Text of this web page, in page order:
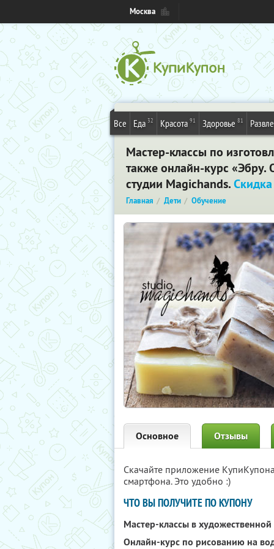
Москва
Все Еда 32 Красота 91 Здоровье 81
Мастер-классы по
также онлайн-курс
студии Magichands.
Главная Дети Обучение
Основное Отзывы
Скачайте приложение
смартфона. Это удобно :)
ЧТО ВЫ ПОЛУЧИТЕ ПО КУПОНУ
Мастер-классы в
Онлайн-курс по рисованию на